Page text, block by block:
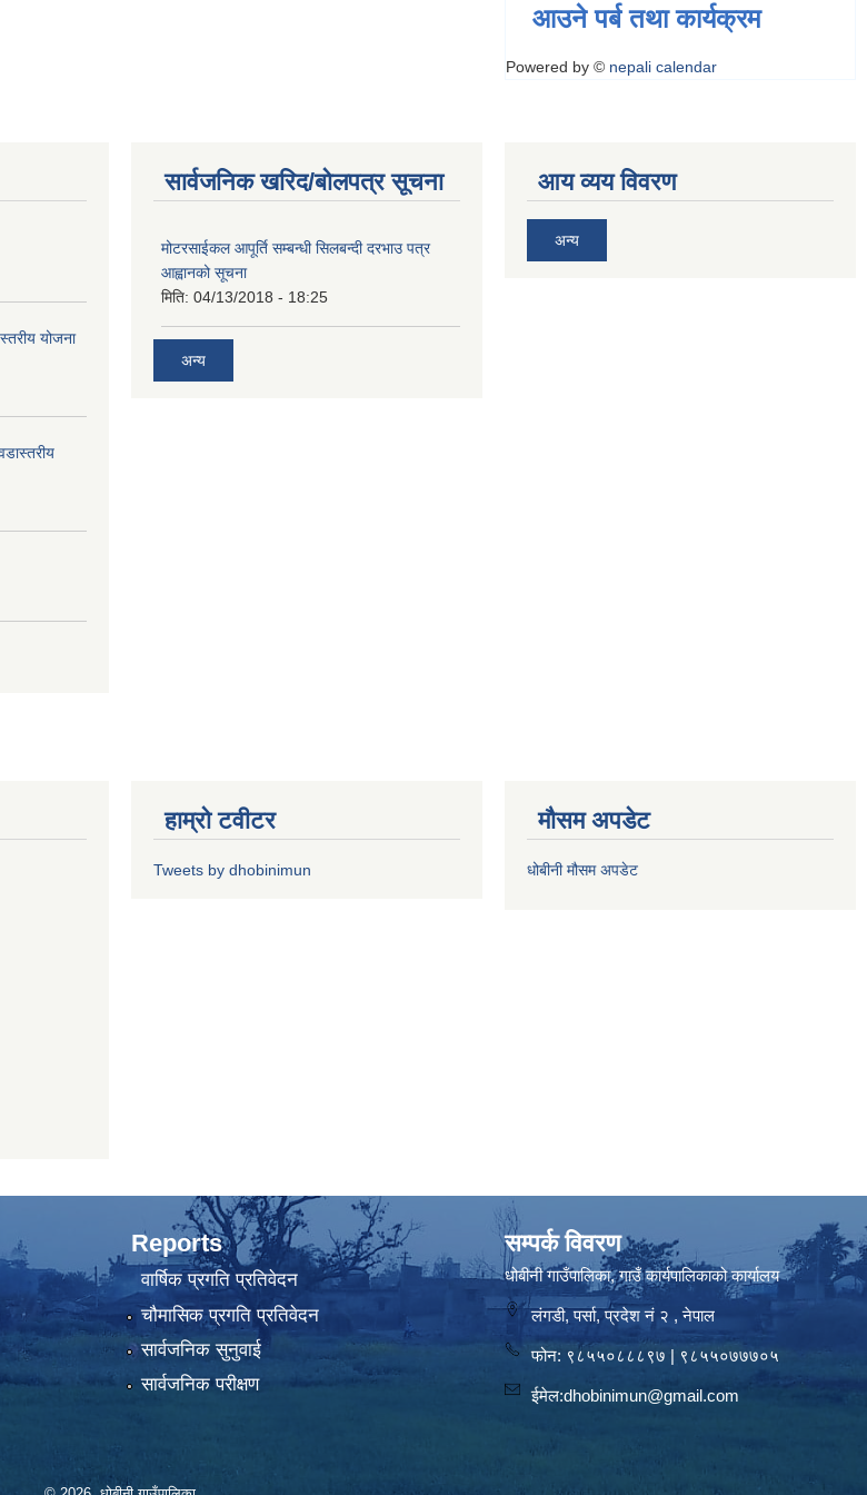
आउने पर्ब तथा कार्यक्रम
Powered by © nepali calendar
योजना
सार्वजनिक खरिद/बोलपत्र सूचना
मोटरसाईकल आपूर्ति सम्बन्धी सिलबन्दी दरभाउ पत्र
आह्वानको सूचना
मिति: 04/13/2018 - 18:25
अन्य
आय व्यय विवरण
अन्य
हाम्रो टवीटर
Tweets by dhobinimun
मौसम अपडेट
धोबीनी मौसम अपडेट
Reports
वार्षिक प्रगति प्रतिवेदन
चौमासिक प्रगति प्रतिवेदन
सार्वजनिक सुनुवाई
सार्वजनिक परीक्षण
सम्पर्क विवरण
धोबीनी गाउँपालिका, गाउँ कार्यपालिकाको कार्यालय
लंगडी, पर्सा, प्रदेश नं २ , नेपाल
फोन: ९८५५०८८८९७ | ९८५५०७७७०५
ईमेल:dhobinimun@gmail.com